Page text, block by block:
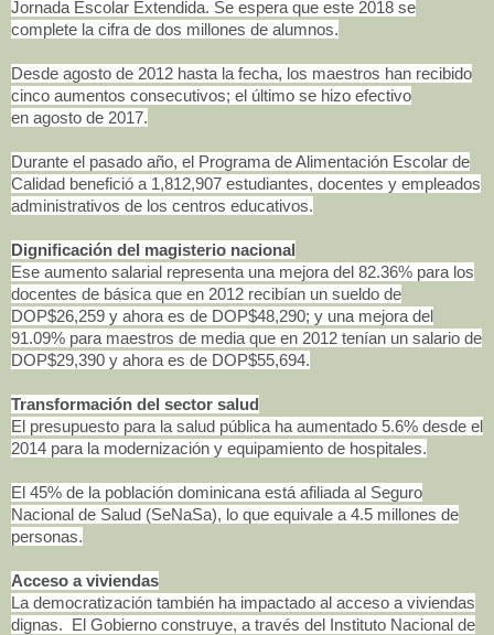
Jornada Escolar Extendida. Se espera que este 2018 se
complete la cifra de dos millones de alumnos.
Desde agosto de 2012 hasta la fecha, los maestros han recibido
cinco aumentos consecutivos; el último se hizo efectivo
en agosto de 2017.
Durante el pasado año, el Programa de Alimentación Escolar de
Calidad benefició a 1,812,907 estudiantes, docentes y empleados
administrativos de los centros educativos.
Dignificación del magisterio nacional
Ese aumento salarial representa una mejora del 82.36% para los
docentes de básica que en 2012 recibían un sueldo de
DOP$26,259 y ahora es de DOP$48,290; y una mejora del
91.09% para maestros de media que en 2012 tenían un salario de
DOP$29,390 y ahora es de DOP$55,694.
Transformación del sector salud
El presupuesto para la salud pública ha aumentado 5.6% desde el
2014 para la modernización y equipamiento de hospitales.
El 45% de la población dominicana está afiliada al Seguro
Nacional de Salud (SeNaSa), lo que equivale a 4.5 millones de
personas.
Acceso a viviendas
La democratización también ha impactado al acceso a viviendas
dignas. El Gobierno construye, a través del Instituto Nacional de